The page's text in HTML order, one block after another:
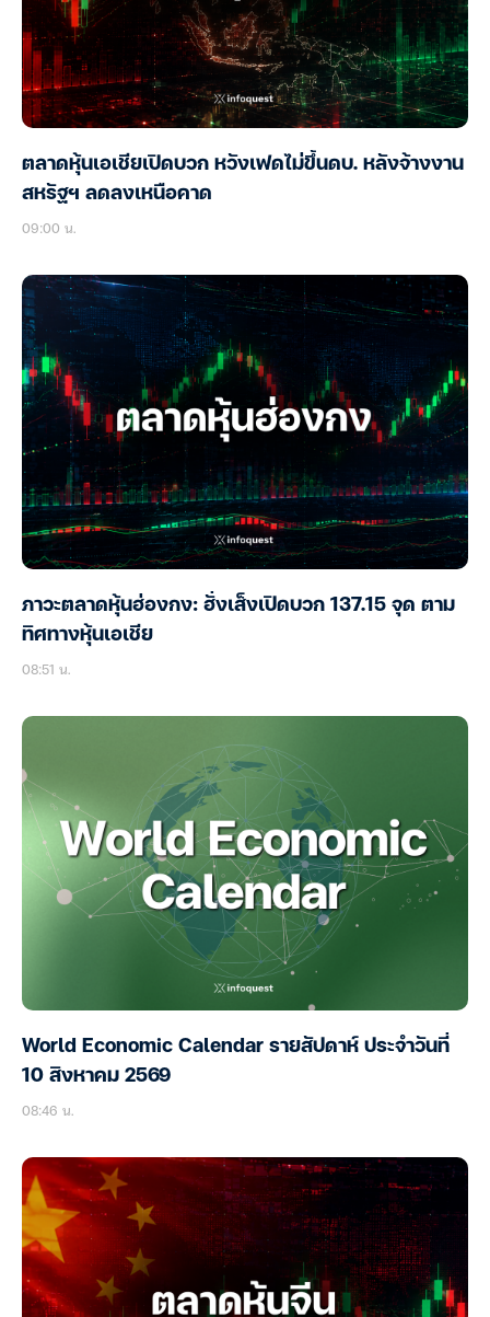
ตลาดหุ้นเอเชียเปิดบวก หวังเฟดไม่ขึ้นดบ. หลังจ้างงาน
สหรัฐฯ ลดลงเหนือคาด
09:00 น.
ภาวะตลาดหุ้นฮ่องกง: ฮั่งเส็งเปิดบวก 137.15 จุด ตาม
ทิศทางหุ้นเอเชีย
08:51 น.
World Economic Calendar รายสัปดาห์ ประจำวันที่
10 สิงหาคม 2569
08:46 น.